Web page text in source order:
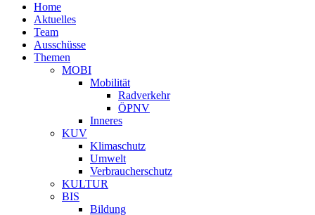
Home
Aktuelles
Team
Ausschüsse
Themen
MOBI
Mobilität
Radverkehr
ÖPNV
Inneres
KUV
Klimaschutz
Umwelt
Verbraucherschutz
KULTUR
BIS
Bildung